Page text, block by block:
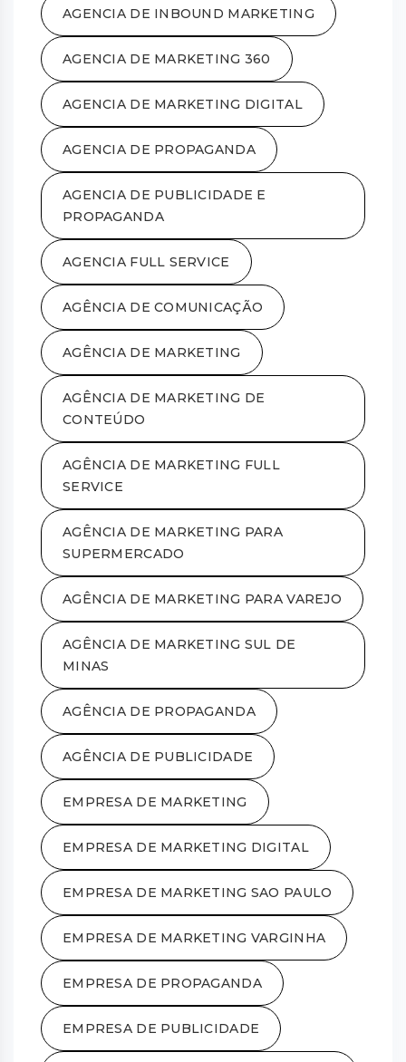
AGENCIA DE INBOUND MARKETING
AGENCIA DE MARKETING 360
AGENCIA DE MARKETING DIGITAL
AGENCIA DE PROPAGANDA
AGENCIA DE PUBLICIDADE E
PROPAGANDA
AGENCIA FULL SERVICE
AGÊNCIA DE COMUNICAÇÃO
AGÊNCIA DE MARKETING
AGÊNCIA DE MARKETING DE
CONTEÚDO
AGÊNCIA DE MARKETING FULL
SERVICE
AGÊNCIA DE MARKETING PARA
SUPERMERCADO
AGÊNCIA DE MARKETING PARA VAREJO
AGÊNCIA DE MARKETING SUL DE
MINAS
AGÊNCIA DE PROPAGANDA
AGÊNCIA DE PUBLICIDADE
EMPRESA DE MARKETING
EMPRESA DE MARKETING DIGITAL
EMPRESA DE MARKETING SAO PAULO
EMPRESA DE MARKETING VARGINHA
EMPRESA DE PROPAGANDA
EMPRESA DE PUBLICIDADE